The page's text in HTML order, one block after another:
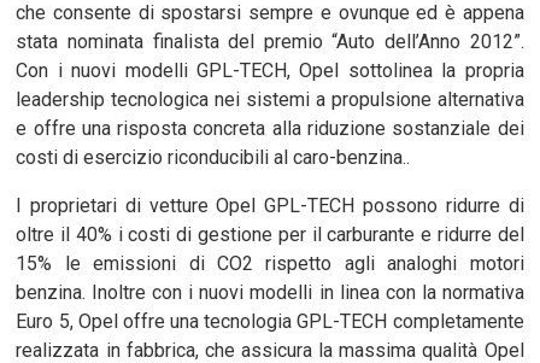
che consente di spostarsi sempre e ovunque ed è appena
stata nominata finalista del premio “Auto dell’Anno 2012”.
Con i nuovi modelli GPL-TECH, Opel sottolinea la propria
leadership tecnologica nei sistemi a propulsione alternativa
e offre una risposta concreta alla riduzione sostanziale dei
costi di esercizio riconducibili al caro-benzina..
I proprietari di vetture Opel GPL-TECH possono ridurre di
oltre il 40% i costi di gestione per il carburante e ridurre del
15% le emissioni di CO2 rispetto agli analoghi motori
benzina. Inoltre con i nuovi modelli in linea con la normativa
Euro 5, Opel offre una tecnologia GPL-TECH completamente
realizzata in fabbrica, che assicura la massima qualità Opel